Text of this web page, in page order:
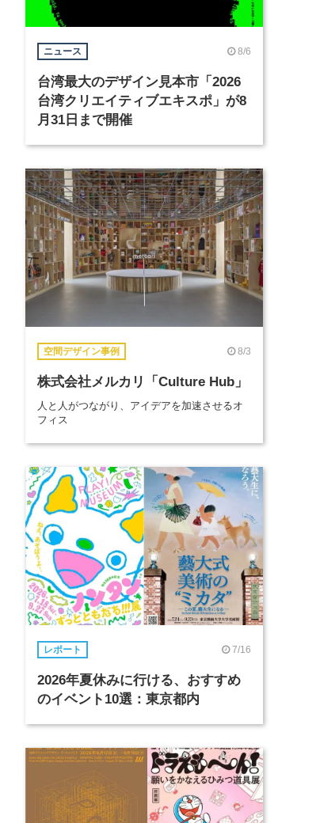
ニュース 8/6
台湾最大のデザイン見本市「2026
台湾クリエイティブエキスポ」が8
月31日まで開催
空間デザイン事例 8/3
株式会社メルカリ「Culture Hub」
人と人がつながり、アイデアを加速させるオ
フィス
レポート 7/16
2026年夏休みに行ける、おすすめ
のイベント10選：東京都内